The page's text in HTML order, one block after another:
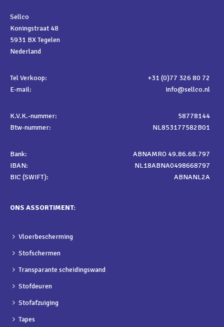
Sellco
Koningstraat 48
5931 BX Tegelen
Nederland
Tel Verkoop:
+31 (0)77 326 80 72
E-mail:
info@sellco.nl
K.V.K.-nummer:
58778144
Btw-nummer:
NL853177582B01
Bank:
ABNAMRO 49.86.68.797
IBAN:
NL18ABNA0498668797
BIC (SWIFT):
ABNANL2A
ONS ASSORTIMENT:
Vloerbescherming
Stofschermen
Transparante scheidingswand
Stofdeuren
Stofafzuiging
Tapes